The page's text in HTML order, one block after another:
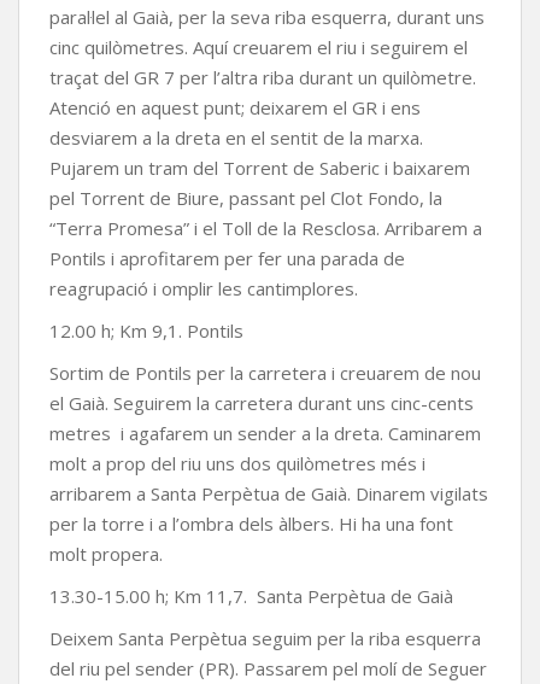
paral·lel al Gaià, per la seva riba esquerra, durant uns
cinc quilòmetres. Aquí creuarem el riu i seguirem el
traçat del GR 7 per l’altra riba durant un quilòmetre.
Atenció en aquest punt; deixarem el GR i ens
desviarem a la dreta en el sentit de la marxa.
Pujarem un tram del Torrent de Saberic i baixarem
pel Torrent de Biure, passant pel Clot Fondo, la
“Terra Promesa” i el Toll de la Resclosa. Arribarem a
Pontils i aprofitarem per fer una parada de
reagrupació i omplir les cantimplores.
12.00 h; Km 9,1. Pontils
Sortim de Pontils per la carretera i creuarem de nou
el Gaià. Seguirem la carretera durant uns cinc-cents
metres i agafarem un sender a la dreta. Caminarem
molt a prop del riu uns dos quilòmetres més i
arribarem a Santa Perpètua de Gaià. Dinarem vigilats
per la torre i a l’ombra dels àlbers. Hi ha una font
molt propera.
13.30-15.00 h; Km 11,7. Santa Perpètua de Gaià
Deixem Santa Perpètua seguim per la riba esquerra
del riu pel sender (PR). Passarem pel molí de Seguer